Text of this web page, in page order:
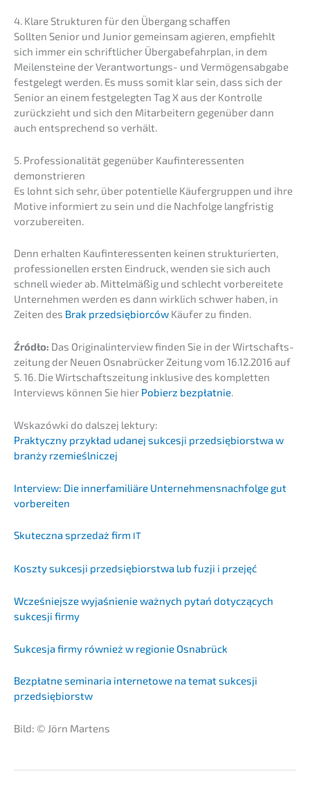
4. Klare Struk­tu­ren für den Übergang schaffen
Sollten Senior und Junior gemein­sam agieren, empfiehlt
sich immer ein schrift­li­cher Überga­be­fahr­plan, in dem
Meilen­stei­ne der Verant­wor­tungs- und Vermö­gens­ab­ga­be
festge­legt werden. Es muss somit klar sein, dass sich der
Senior an einem festge­leg­ten Tag X aus der Kontrol­le
zurück­zieht und sich den Mitar­bei­tern gegen­über dann
auch entspre­chend so verhält.
5. Profes­sio­na­li­tät gegen­über Kaufin­ter­es­sen­ten
demonstrieren
Es lohnt sich sehr, über poten­ti­el­le Käufer­grup­pen und ihre
Motive infor­miert zu sein und die Nachfol­ge langfris­tig
vorzubereiten.
Denn erhal­ten Kaufin­ter­es­sen­ten keinen struk­tu­rier­ten,
profes­sio­nel­len ersten Eindruck, wenden sie sich auch
schnell wieder ab. Mittel­mä­ßig und schlecht vorbe­rei­te­te
Unter­neh­men werden es dann wirklich schwer haben, in
Zeiten des Brak przedsię­bi­or­ców Käufer zu finden.
Źródło: Das Origi­nal­in­ter­view finden Sie in der Wirtschafts­
zei­tung der Neuen Osnabrü­cker Zeitung vom 16.12.2016 auf
S. 16. Die Wirtschafts­zei­tung inklu­si­ve des komplet­ten
Inter­views können Sie hier Pobierz bezpłat­nie.
Wskazów­ki do dalszej lektury:
Prakty­cz­ny przykład udanej sukces­ji przedsię­bi­orst­wa w
branży rzemieślniczej
Inter­view: Die inner­fa­mi­liä­re Unternehmens­nachfolge gut
vorbereiten
Skutecz­na sprze­daż firm IT
Koszty sukces­ji przedsię­bi­orst­wa lub fuzji i przejęć
Wcześ­nie­js­ze wyjaś­ni­e­nie ważnych pytań dotyc­zą­cych
sukces­ji firmy
Sukces­ja firmy również w regio­nie Osnabrück
Bezpłat­ne semina­ria inter­neto­we na temat sukces­ji
przedsiębiorstw
Bild: © Jörn Martens